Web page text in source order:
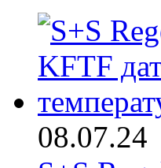
08.07.24